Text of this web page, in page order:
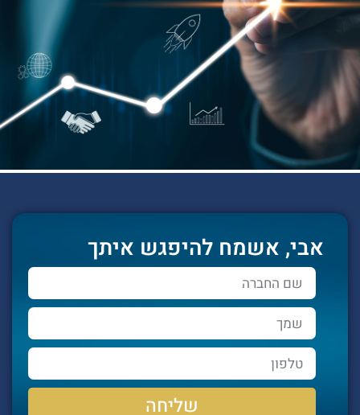
אבי, אשמח להיפגש איתך
שליחה